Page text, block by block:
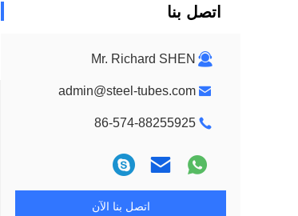
اتصل بنا
Mr. Richard SHEN
admin@steel-tubes.com
86-574-88255925
اتصل بنا الآن